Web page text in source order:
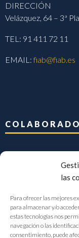
las
Para ofrecer las mejores
para almacenar y/o
estas tecnologías nos
navegación o las
consentimiento, puede
DIRECCIÓN
Velázquez, 64 – 3ª
TEL: 91 411 72 11
EMAIL:fiab@fiab.es